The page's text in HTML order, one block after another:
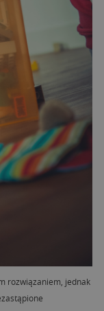
rozwiązaniem, jednak